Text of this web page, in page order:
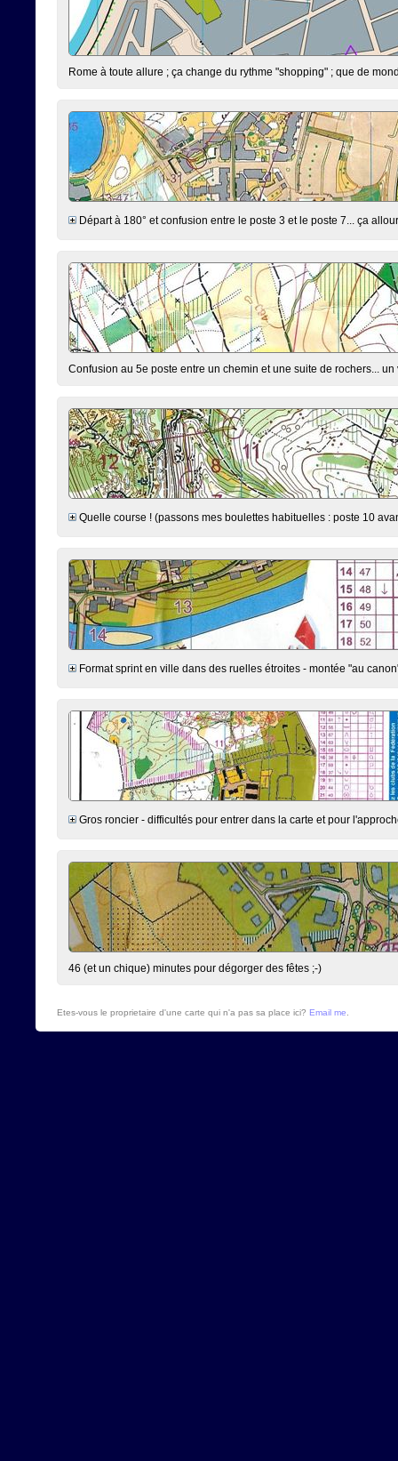
Rome à toute allure ; ça change du rythme "shopping" ; que de
Départ à 180° et confusion entre le poste 3 et le poste 7... ça
Confusion au 5e poste entre un chemin et une suite de rochers... un
Quelle course ! (passons mes boulettes habituelles : poste 10
Format sprint en ville dans des ruelles étroites - montée "au
Gros roncier - difficultés pour entrer dans la carte et pour
46 (et un chique) minutes pour dégorger des fêtes ;-)
Etes-vous le proprietaire d'une carte qui n'a pas sa place ici? Email me